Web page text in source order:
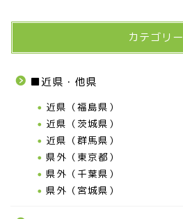
カテゴリー
■近県・他県
近県（福島県）
近県（茨城県）
近県（群馬県）
県外（東京都）
県外（千葉県）
県外（宮城県）